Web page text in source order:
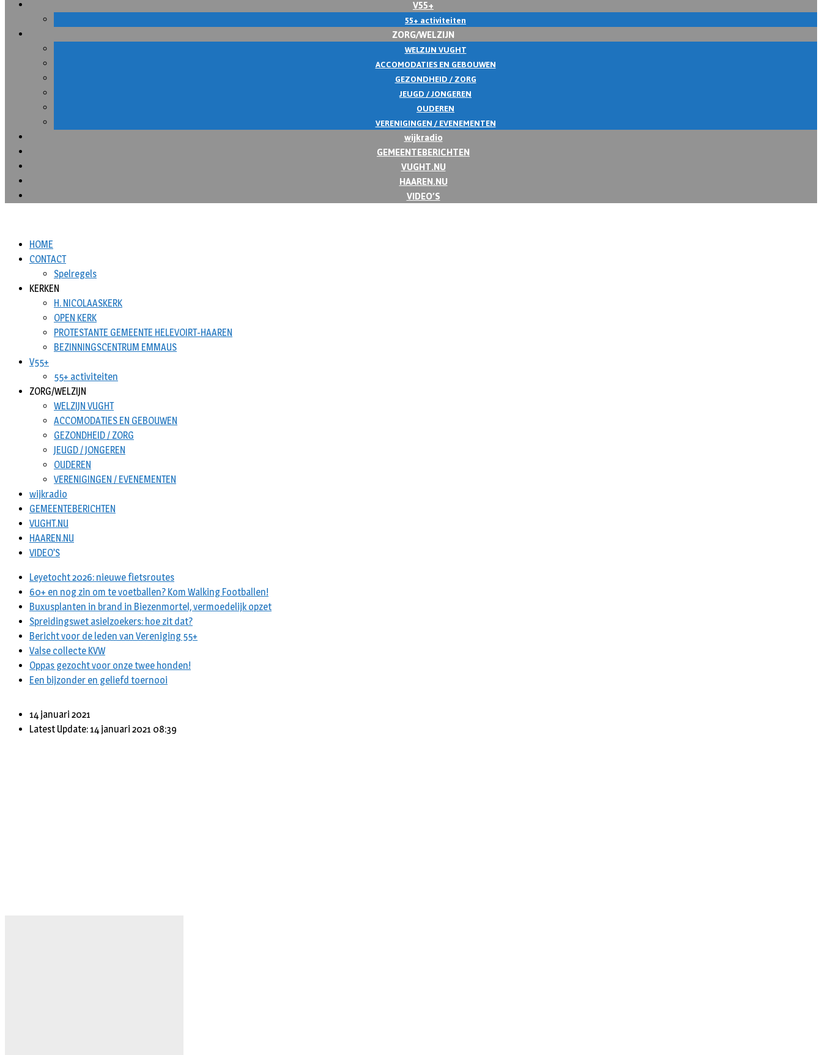
V55+
55+ activiteiten
ZORG/WELZIJN
WELZIJN VUGHT
ACCOMODATIES EN GEBOUWEN
GEZONDHEID / ZORG
JEUGD / JONGEREN
OUDEREN
VERENIGINGEN / EVENEMENTEN
wijkradio
GEMEENTEBERICHTEN
VUGHT.NU
HAAREN.NU
VIDEO’S
HOME
CONTACT
Spelregels
KERKEN
H. NICOLAASKERK
OPEN KERK
PROTESTANTE GEMEENTE HELEVOIRT-HAAREN
BEZINNINGSCENTRUM EMMAUS
V55+
55+ activiteiten
ZORG/WELZIJN
WELZIJN VUGHT
ACCOMODATIES EN GEBOUWEN
GEZONDHEID / ZORG
JEUGD / JONGEREN
OUDEREN
VERENIGINGEN / EVENEMENTEN
wijkradio
GEMEENTEBERICHTEN
VUGHT.NU
HAAREN.NU
VIDEO’S
Leyetocht 2026: nieuwe fietsroutes
60+ en nog zin om te voetballen? Kom Walking Footballen!
Buxusplanten in brand in Biezenmortel, vermoedelijk opzet
Spreidingswet asielzoekers: hoe zit dat?
Bericht voor de leden van Vereniging 55+
Valse collecte KVW
Oppas gezocht voor onze twee honden!
Een bijzonder en geliefd toernooi
14 januari 2021
Latest Update: 14 januari 2021 08:39